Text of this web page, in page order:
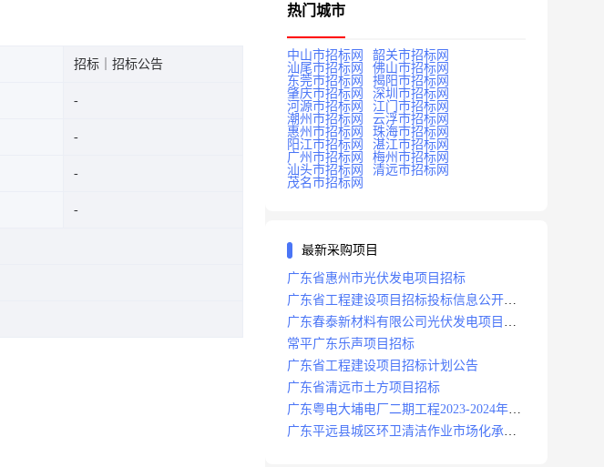
招标｜招标公告
热门城市
中山市招标网
韶关市招标网
汕尾市招标网
佛山市招标网
东莞市招标网
揭阳市招标网
肇庆市招标网
深圳市招标网
河源市招标网
江门市招标网
潮州市招标网
云浮市招标网
惠州市招标网
珠海市招标网
阳江市招标网
湛江市招标网
广州市招标网
梅州市招标网
汕头市招标网
清远市招标网
茂名市招标网
最新采购项目
广东省惠州市光伏发电项目招标
广东省工程建设项目招标投标信息公开目
录
广东春泰新材料有限公司光伏发电项目招
标
常平广东乐声项目招标
广东省工程建设项目招标计划公告
广东省清远市土方项目招标
广东粤电大埔电厂二期工程2023-2024年度
安保服务项目招标公告
广东平远县城区环卫清洁作业市场化承包